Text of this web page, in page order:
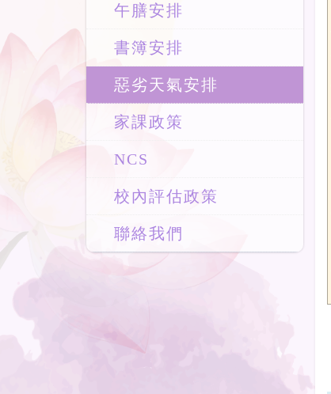
午膳安排
書簿安排
惡劣天氣安排
家課政策
NCS
校內評估政策
聯絡我們